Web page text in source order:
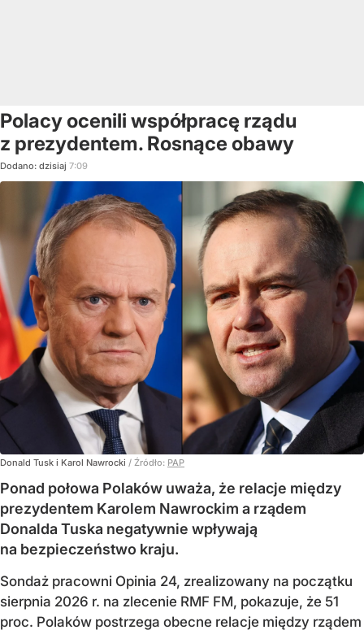
Polacy ocenili współpracę rządu
z prezydentem. Rosnące obawy
Dodano: dzisiaj 7:09
Donald Tusk i Karol Nawrocki / Źródło: PAP
Ponad połowa Polaków uważa, że relacje między
prezydentem Karolem Nawrockim a rządem
Donalda Tuska negatywnie wpływają
na bezpieczeństwo kraju.
Sondaż pracowni Opinia 24, zrealizowany na początku
sierpnia 2026 r. na zlecenie RMF FM, pokazuje, że 51
proc. Polaków postrzega obecne relacje między rządem